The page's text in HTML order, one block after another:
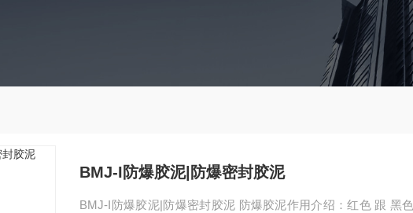
BMJ-I防爆胶泥|防爆密封胶泥
BMJ-I防爆胶泥|防爆密封胶泥 防爆胶泥作用介绍：红色 跟 黑